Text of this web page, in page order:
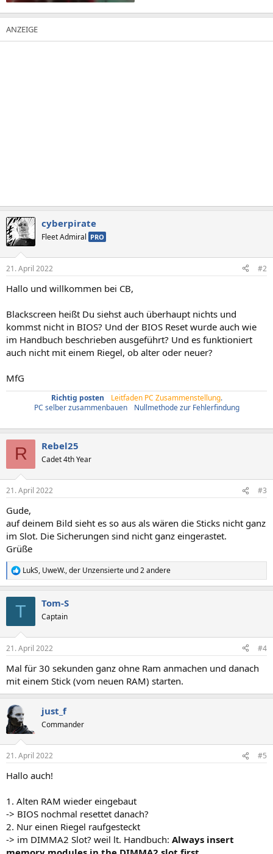
cyberpirate
Fleet Admiral PRO
21. April 2022 #2
Hallo und willkommen bei CB,
Blackscreen heißt Du siehst auch überhaupt nichts und
kommst nicht in BIOS? Und der BIOS Reset wurde auch wie
im Handbuch beschrieben ausgeführt? Und es funktioniert
auch nicht mit einem Riegel, ob alter oder neuer?
MfG
Richtig posten Leitfaden PC Zusammenstellung.
PC selber zusammenbauen
Nullmethode zur Fehlerfindung
R Rebel25
Cadet 4th Year
21. April 2022 #3
Gude,
auf deinem Bild sieht es so aus als wären die Sticks nicht ganz
im Slot. Die Sicherungen sind nicht ganz eingerastet.
Grüße
R
e
e
:
LukS, UweW.,der Unzensierte und 2 andere
T Tom-S
Captain
21. April 2022 #4
Mal für 30 sekunden ganz ohne Ram anmachen und danach
mit einem Stick (vom neuen RAM) starten.
just_f
Commander
21. April 2022 #5
Hallo auch!
1. Alten RAM wieder eingebaut
-> BIOS nochmal resettet danach?
2. Nur einen Riegel raufgesteckt
-> im DIMMA2 Slot? weil lt. Handbuch: Always insert